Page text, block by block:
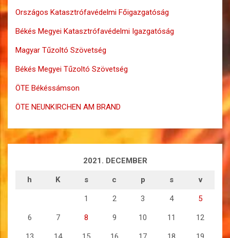
Országos Katasztrófavédelmi Főigazgatóság
Békés Megyei Katasztrófavédelmi Igazgatóság
Magyar Tűzoltó Szövetség
Békés Megyei Tűzoltó Szövetség
ÖTE Békéssámson
ÖTE NEUNKIRCHEN AM BRAND
2021. DECEMBER
h K s c p s v
1 2 3 4 5
6 7 8 9 10 11 12